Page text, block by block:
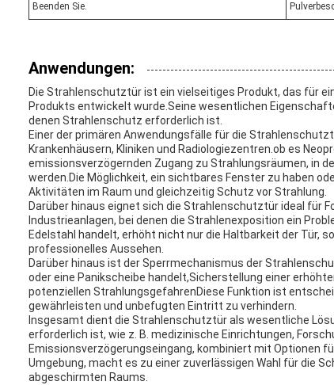
Beenden Sie.
Anwendungen:
Die Strahlenschutztür ist ein vielseitiges Produkt, das für
Produkts entwickelt wurde.Seine wesentlichen
denen Strahlenschutz erforderlich ist.
Einer der primären Anwendungsfälle für die
Krankenhäusern, Kliniken und Radiologiezentren.ob es
emissionsverzögernden Zugang zu Strahlungsräumen, in
werden.Die Möglichkeit, ein sichtbares Fenster zu haben
Aktivitäten im Raum und gleichzeitig Schutz vor Strahlung.
Darüber hinaus eignet sich die Strahlenschutztür ideal für
Industrieanlagen, bei denen die Strahlenexposition ein
Edelstahl handelt, erhöht nicht nur die Haltbarkeit der Tür,
professionelles Aussehen.
Darüber hinaus ist der Sperrmechanismus der
oder eine Panikscheibe handelt,Sicherstellung einer
potenziellen StrahlungsgefahrenDiese Funktion ist
gewährleisten und unbefugten Eintritt zu verhindern.
Insgesamt dient die Strahlenschutztür als wesentliche
erforderlich ist, wie z. B. medizinische Einrichtungen,
Emissionsverzögerungseingang, kombiniert mit Optionen
Umgebung, macht es zu einer zuverlässigen Wahl für die
abgeschirmten Raums.